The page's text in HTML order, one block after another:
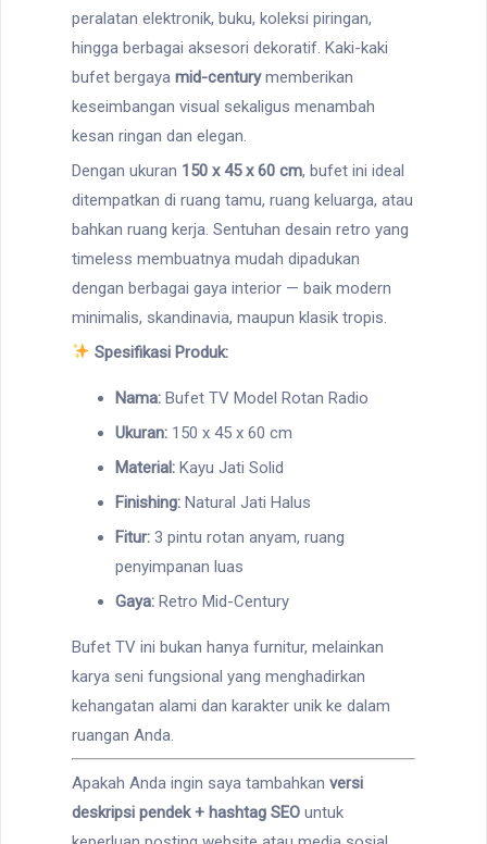
peralatan elektronik, buku, koleksi piringan,
hingga berbagai aksesori dekoratif. Kaki-kaki
bufet bergaya mid-centurymemberikan
keseimbangan visual sekaligus menambah
kesan ringan dan elegan.
Dengan ukuran 150 x 45 x 60 cm, bufet ini ideal
ditempatkan di ruang tamu, ruang keluarga, atau
bahkan ruang kerja. Sentuhan desain retro yang
timeless membuatnya mudah dipadukan
dengan berbagai gaya interior — baik modern
minimalis, skandinavia, maupun klasik tropis.
Spesifikasi Produk:
Nama: Bufet TV Model Rotan Radio
Ukuran: 150 x 45 x 60 cm
Material: Kayu Jati Solid
Finishing: Natural Jati Halus
Fitur: 3 pintu rotan anyam, ruang
penyimpanan luas
Gaya: Retro Mid-Century
Bufet TV ini bukan hanya furnitur, melainkan
karya seni fungsional yang menghadirkan
kehangatan alami dan karakter unik ke dalam
ruangan Anda.
Apakah Anda ingin saya tambahkan versi
deskripsi pendek + hashtag SEO untuk